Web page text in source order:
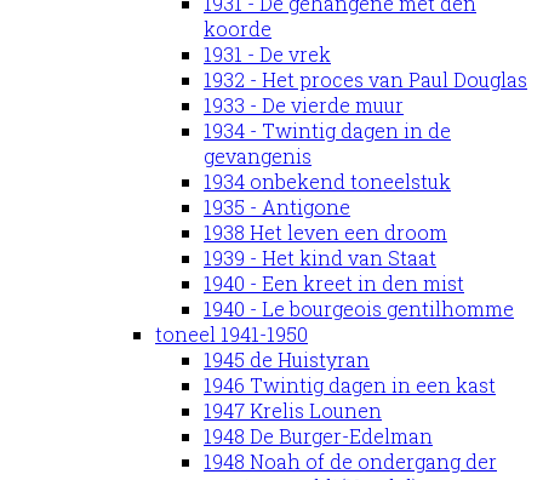
koorde
1931 - De vrek
1932 - Het proces van Paul Douglas
1933 - De vierde muur
1934 - Twintig dagen in de
gevangenis
1934 onbekend toneelstuk
1935 - Antigone
1938 Het leven een droom
1939 - Het kind van Staat
1940 - Een kreet in den mist
1940 - Le bourgeois gentilhomme
toneel 1941-1950
1945 de Huistyran
1946 Twintig dagen in een kast
1947 Krelis Lounen
1948 De Burger-Edelman
1948 Noah of de ondergang der